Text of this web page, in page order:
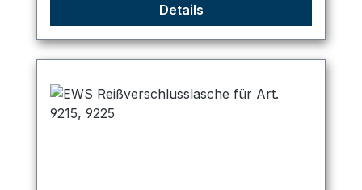
Details